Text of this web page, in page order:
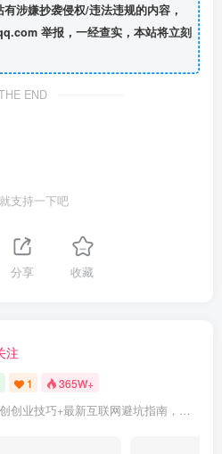
涉嫌抄袭侵权/违法违规的内容，
举报，一经查实，本站将立刻
END
支持一下吧
分享 收藏
注
1 365W+
不定期更新原创创业技巧+最新互联网避坑指南，助力企业或者个人快速成功创业